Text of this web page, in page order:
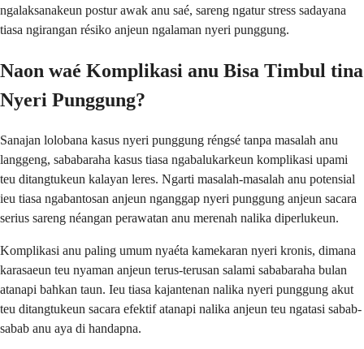
ngalaksanakeun postur awak anu saé, sareng ngatur stress sadayana
tiasa ngirangan résiko anjeun ngalaman nyeri punggung.
Naon waé Komplikasi anu Bisa Timbul tina
Nyeri Punggung?
Sanajan lolobana kasus nyeri punggung réngsé tanpa masalah anu
langgeng, sababaraha kasus tiasa ngabalukarkeun komplikasi upami
teu ditangtukeun kalayan leres. Ngarti masalah-masalah anu potensial
ieu tiasa ngabantosan anjeun nganggap nyeri punggung anjeun sacara
serius sareng néangan perawatan anu merenah nalika diperlukeun.
Komplikasi anu paling umum nyaéta kamekaran nyeri kronis, dimana
karasaeun teu nyaman anjeun terus-terusan salami sababaraha bulan
atanapi bahkan taun. Ieu tiasa kajantenan nalika nyeri punggung akut
teu ditangtukeun sacara efektif atanapi nalika anjeun teu ngatasi sabab-
sabab anu aya di handapna.